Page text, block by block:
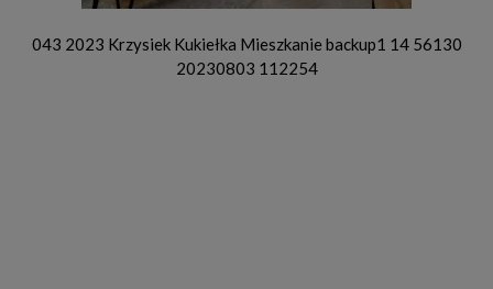
043 2023 Krzysiek Kukiełka Mieszkanie backup1 14 56130
20230803 112254